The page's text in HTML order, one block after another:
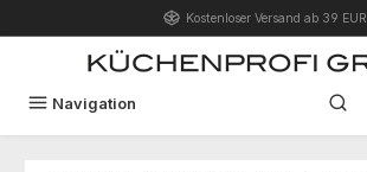
Zum Hauptinhalt springenKostenloser Versand ab 39 EUR
Navigation